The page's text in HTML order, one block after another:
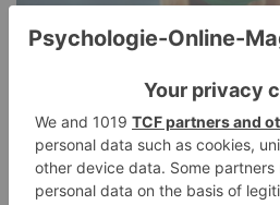
Pathological Demand
PANDA-Kindern – Kinder
Autonomiebedürfnis (2)
15. Juli 2026 0